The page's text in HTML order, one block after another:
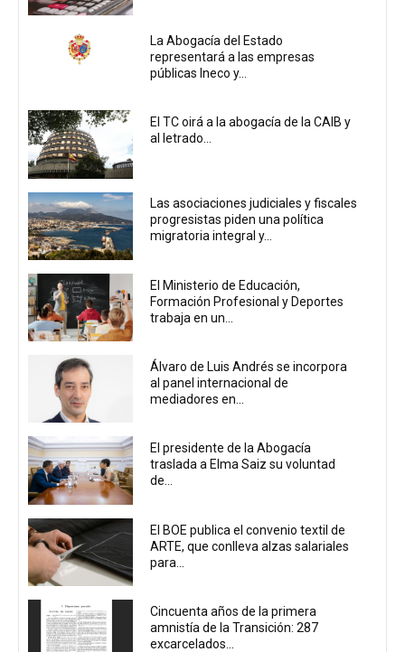
La Abogacía del Estado
representará a las empresas
públicas Ineco y...
El TC oirá a la abogacía de la CAIB y
al letrado...
Las asociaciones judiciales y fiscales
progresistas piden una política
migratoria integral y...
El Ministerio de Educación,
Formación Profesional y Deportes
trabaja en un...
Álvaro de Luis Andrés se incorpora
al panel internacional de
mediadores en...
El presidente de la Abogacía
traslada a Elma Saiz su voluntad
de...
El BOE publica el convenio textil de
ARTE, que conlleva alzas salariales
para...
Cincuenta años de la primera
amnistía de la Transición: 287
excarcelados...